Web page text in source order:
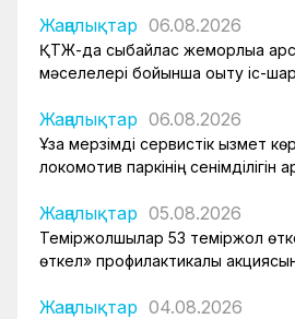
Жаңалықтар 06.08.2026
ҚТЖ-да сыбайлас жемқорлыққа
мәселелері бойынша оқыту іс-
Жаңалықтар 06.08.2026
Ұзақ мерзімді сервистік қызмет
локомотив паркінің сенімділігін
Жаңалықтар 05.08.2026
Теміржолшылар 53 теміржол
өткел» профилактикалық акциясын
Жаңалықтар 04.08.2026